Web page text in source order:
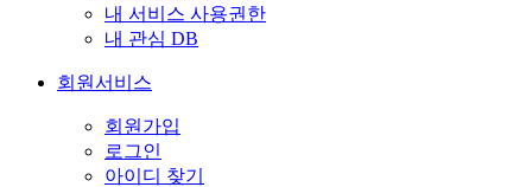
내 서비스 사용권한
내 관심 DB
회원서비스
회원가입
로그인
아이디 찾기